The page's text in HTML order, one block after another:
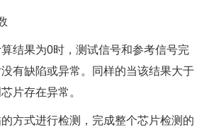
结果为0时，测试信号和参考信号完
有缺陷或异常。同样的当该结果大于
片存在异常。
方式进行检测，完成整个芯片检测的